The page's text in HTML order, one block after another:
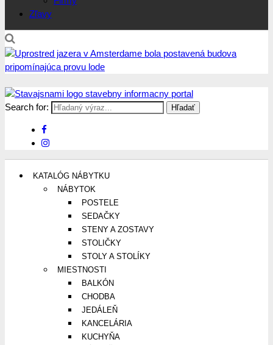
Zľavy
Stavajsnami.sk
Stavebníctvo, stavby, byty, domy a všetko o nich
Search for:
KATALÓG NÁBYTKU
NÁBYTOK
POSTELE
SEDAČKY
STENY A ZOSTAVY
STOLIČKY
STOLY A STOLÍKY
MIESTNOSTI
BALKÓN
CHODBA
JEDÁLEŇ
KANCELÁRIA
KUCHYŇA